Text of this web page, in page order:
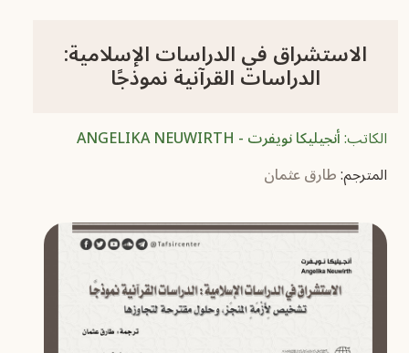
الاستشراق في الدراسات الإسلامية:
الدراسات القرآنية نموذجًا
الكاتب:أنجيليكا نويفرت - ANGELIKA NEUWIRTH
المترجم:طارق عثمان